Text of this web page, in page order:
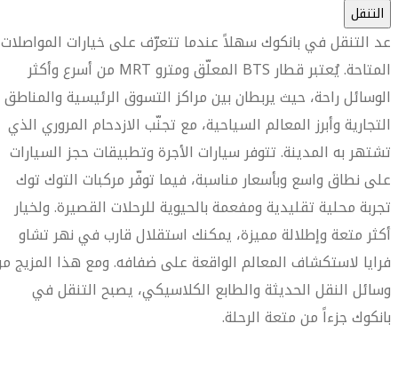
التنقل
ُعد التنقل في بانكوك سهلاً عندما تتعرّف على خيارات المواصلات
المتاحة. يُعتبر قطار BTS المعلّق ومترو MRT من أسرع وأكثر
الوسائل راحة، حيث يربطان بين مراكز التسوق الرئيسية والمناطق
التجارية وأبرز المعالم السياحية، مع تجنّب الازدحام المروري الذي
تشتهر به المدينة. تتوفر سيارات الأجرة وتطبيقات حجز السيارات
على نطاق واسع وبأسعار مناسبة، فيما توفّر مركبات التوك توك
تجربة محلية تقليدية ومفعمة بالحيوية للرحلات القصيرة. ولخيار
أكثر متعة وإطلالة مميزة، يمكنك استقلال قارب في نهر تشاو
فرايا لاستكشاف المعالم الواقعة على ضفافه. ومع هذا المزيج
وسائل النقل الحديثة والطابع الكلاسيكي، يصبح التنقل في
بانكوك جزءاً من متعة الرحلة.